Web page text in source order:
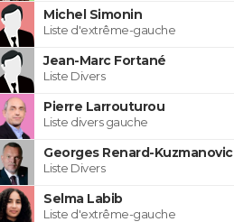
Michel Simonin
Liste d'extrême-gauche
Jean-Marc Fortané
Liste Divers
Pierre Larrouturou
Liste divers gauche
Georges Renard-Kuzmanovic
Liste Divers
Selma Labib
Liste d'extrême-gauche